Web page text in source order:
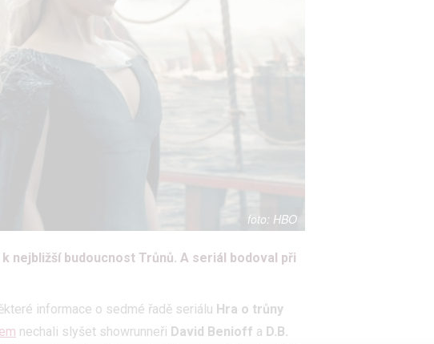
HBO
nejbližší budoucnost Trůnů. A seriál bodoval při
informace o sedmé řadě seriálu Hra o trůny
nechali slyšet showrunneři David Benioff a D.B.